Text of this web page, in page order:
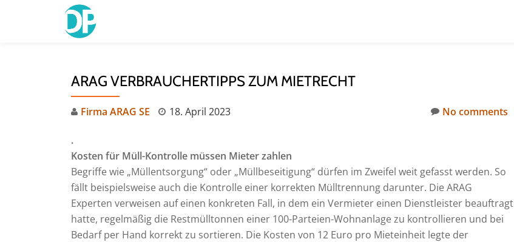
ARAG VERBRAUCHERTIPPS ZUM MIETRECHT
Firma ARAG SE 18. April 2023 No comments
.
Kosten für Müll-Kontrolle müssen Mieter zahlen
Begriffe wie „Müllentsorgung“ oder „Müllbeseitigung“ dürfen im Zweifel weit gefasst werden. So
fällt beispielsweise auch die Kontrolle einer korrekten Mülltrennung darunter. Die ARAG
Experten verweisen auf einen konkreten Fall, in dem ein Vermieter einen Dienstleister beauftragt
hatte, regelmäßig die Restmülltonnen einer 100-Parteien-Wohnanlage zu kontrollieren und bei
Bedarf per Hand korrekt zu sortieren. Die Kosten von 12 Euro pro Mieteinheit legte der